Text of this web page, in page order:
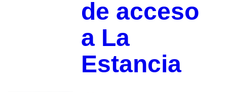
de acceso
a La
Estancia